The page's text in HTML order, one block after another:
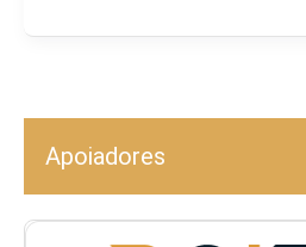
Apoiadores